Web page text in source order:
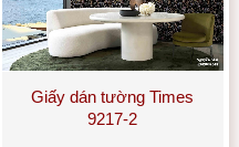
Giấy dán tường Times
9217-2